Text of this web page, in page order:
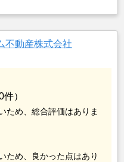
動産株式会社
）
ため、総合評価はありま
ため、良かった点はあり